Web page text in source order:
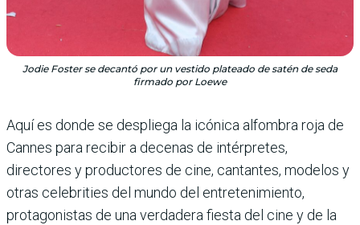
Jodie Foster se decantó por un vestido plateado de satén de seda
firmado por Loewe
Aquí es donde se despliega la icó­nica alfombra roja de
Cannes para recibir a decenas de intér­pretes,
directores y productores de cine, cantantes, modelos y
otras celebrities del mundo del entretenimiento,
protagonistas de una verdadera fiesta del cine y de la